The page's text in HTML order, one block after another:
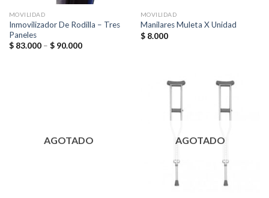
MOVILIDAD
Inmovilizador De Rodilla – Tres
Paneles
$83.000– $90.000
MOVILIDAD
Manilares Muleta X Unidad
$8.000
AGOTADO AGOTADO